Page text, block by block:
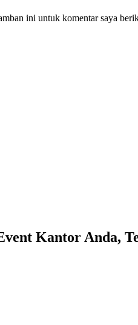
ini untuk komentar saya
Kantor Anda,